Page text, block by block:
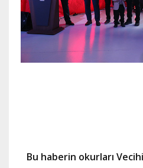
Bu haberin okurları